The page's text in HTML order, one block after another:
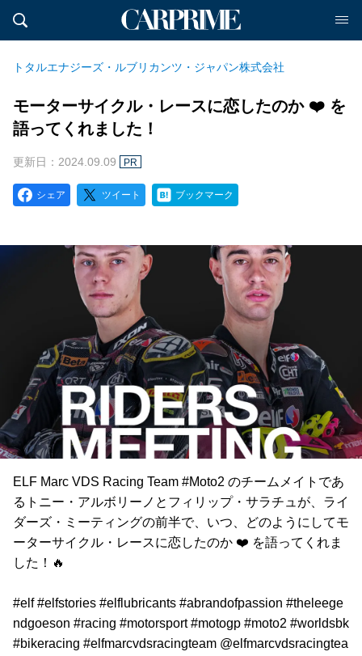
トタルエナジーズ・ルブリカンツ・ジャパン株式会社
モーターサイクル・レースに恋したのか ❤️ を
語ってくれました！
更新日：2024.09.09 PR
シェア ツイート ブックマーク
ELF Marc VDS Racing Team #Moto2 のチームメイトであ
るトニー・アルボリーノとフィリップ・サラチュが、ライ
ダーズ・ミーティングの前半で、いつ、どのようにしてモ
ーターサイクル・レースに恋したのか ❤️ を語ってくれま
した！🔥
#elf #elfstories #elflubricants #abrandofpassion #theleege
ndgoeson #racing #motorsport #motogp #moto2 #worldsbk
#bikeracing #elfmarcvdsracingteam @elfmarcvdsracingtea